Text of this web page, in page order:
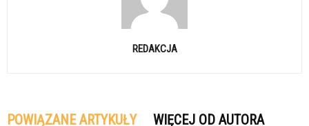
REDAKCJA
POWIĄZANE ARTYKUŁY WIĘCEJ OD AUTORA